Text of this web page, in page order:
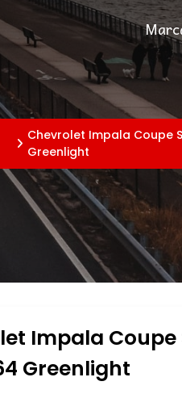
Chevrolet Impala Coupe
Greenlight
Impala Coupe
Greenlight